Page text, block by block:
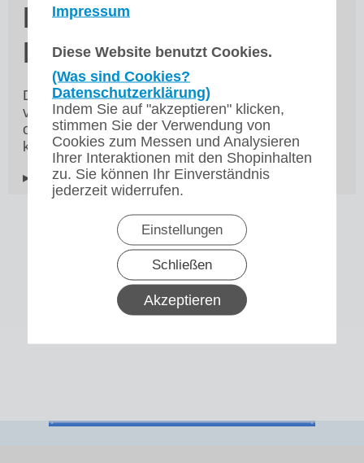
Impressum
Diese Website benutzt Cookies.
(Was sind Cookies?
Datenschutzerklärung)
Indem Sie auf "akzeptieren" klicken,
stimmen Sie der Verwendung von
Cookies zum Messen und Analysieren
Ihrer Interaktionen mit den Shopinhalten
zu. Sie können Ihr Einverständnis
jederzeit widerrufen.
Einstellungen
Schließen
Akzeptieren
Bravilor Bonamat
Dauerfilter B10
Dieser Filter kann dauerhaft anstatt Filterpapier
verwendet werden. Der Filter garantiert die
optimale Verteilung des Kaffees und ein
köstliches Aroma.
▸Widerrufsbelehrung